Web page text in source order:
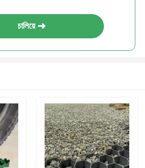
চালিয়ে